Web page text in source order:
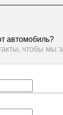
автомобиль?
чтобы мы